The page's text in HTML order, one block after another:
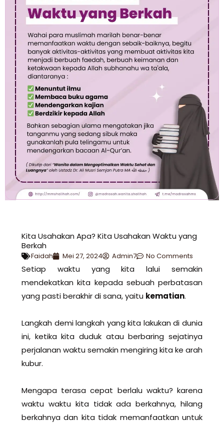
Kita Usahakan Apa? Kita Usahakan Waktu yang
Berkah
Faidah Mei 27, 2024 Admin7 No Comments
Setiap waktu yang kita lalui semakin
mendekatkan kita kepada sebuah perbatasan
yang pasti berakhir di sana, yaitu kematian.
Langkah demi langkah yang kita lakukan di dunia
ini, ketika kita duduk atau berbaring sejatinya
perjalanan waktu semakin mengiring kita ke arah
kubur.
Mengapa terasa cepat berlalu waktu? karena
waktu waktu kita tidak ada berkahnya, hilang
berkahnya dan kita tidak memanfaatkan untuk